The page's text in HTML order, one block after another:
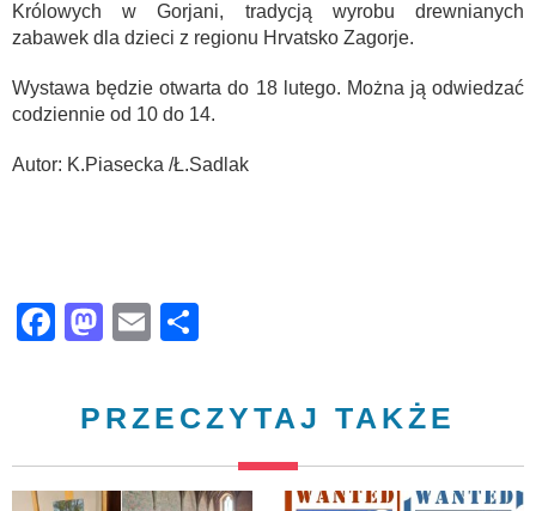
Królowych w Gorjani, tradycją wyrobu drewnianych
zabawek dla dzieci z regionu Hrvatsko Zagorje.
Wystawa będzie otwarta do 18 lutego. Można ją odwiedzać
codziennie od 10 do 14.
Autor: K.Piasecka /Ł.Sadlak
Facebook
Mastodon
Email
PRZECZYTAJ TAKŻE